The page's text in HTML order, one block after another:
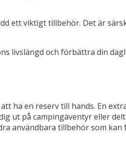
ett viktigt tillbehör. Det är
och förbättra din
ha en reserv till hands. En
ut på campingäventyr eller
användbara tillbehör som